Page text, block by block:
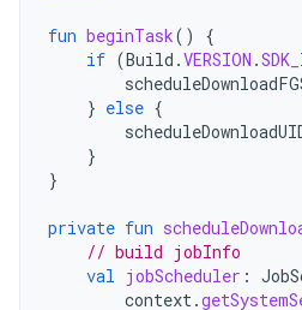
fun beginTask()
{
if (Build .VERSION .
} else {
}
}
private fun
// build jobInfo
val jobScheduler :
context.